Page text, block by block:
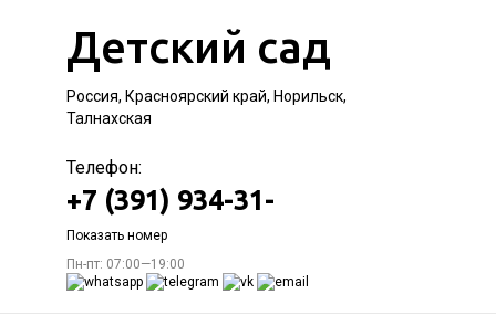
Детский сад
Россия, Красноярский край, Норильск,
Талнахская
Телефон:
+7 (391) 934-31-
Показать номер
Пн-пт: 07:00—19:00